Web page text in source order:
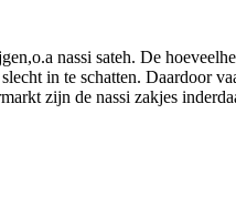
nassi sateh. De
in te schatten. Daardoor
zijn de nassi zakjes